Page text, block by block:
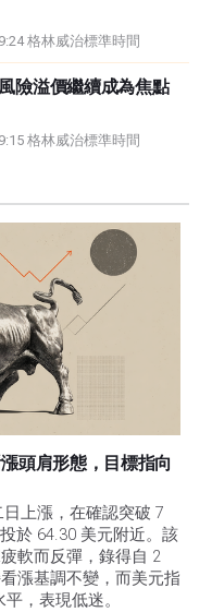
格林威治標準時間
險溢價繼續成為焦點
格林威治標準時間
頭肩形態，目標指向
上漲，在確認突破 7
於 64.30 美元附近。該
軟而反彈，錄得自 2
漲基調不變，而美元指
，表現低迷。